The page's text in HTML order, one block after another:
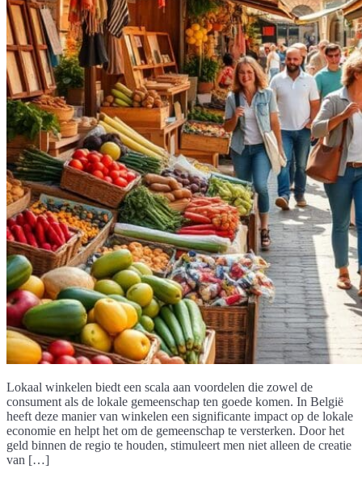
Lokaal winkelen biedt een scala aan voordelen die zowel de
consument als de lokale gemeenschap ten goede komen. In België
heeft deze manier van winkelen een significante impact op de lokale
economie en helpt het om de gemeenschap te versterken. Door het
geld binnen de regio te houden, stimuleert men niet alleen de creatie
van […]